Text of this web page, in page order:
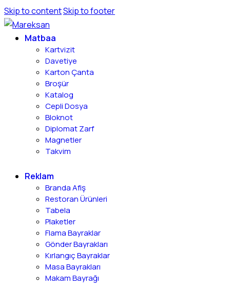
Skip to contentSkip to footer
Matbaa
Kartvizit
Davetiye
Karton Çanta
Broşür
Katalog
Cepli Dosya
Bloknot
Diplomat Zarf
Magnetler
Takvim
Reklam
Branda Afiş
Restoran Ürünleri
Tabela
Plaketler
Flama Bayraklar
Gönder Bayrakları
Kırlangıç Bayraklar
Masa Bayrakları
Makam Bayrağı